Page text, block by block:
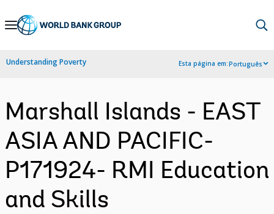
Skip
Navigation
Understanding Poverty Esta página em:Português
Marshall Islands - EAST
ASIA AND PACIFIC-
P171924- RMI Education
and Skills